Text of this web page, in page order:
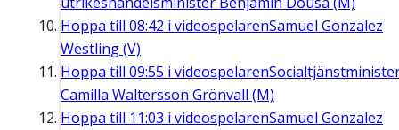
Hoppa till 08:42 i videospelarenSamuel Gonzalez
Westling (V)
Hoppa till 09:55 i videospelaren
Camilla Waltersson Grönvall (M)
Hoppa till 11:03 i videospelarenSamuel Gonzalez